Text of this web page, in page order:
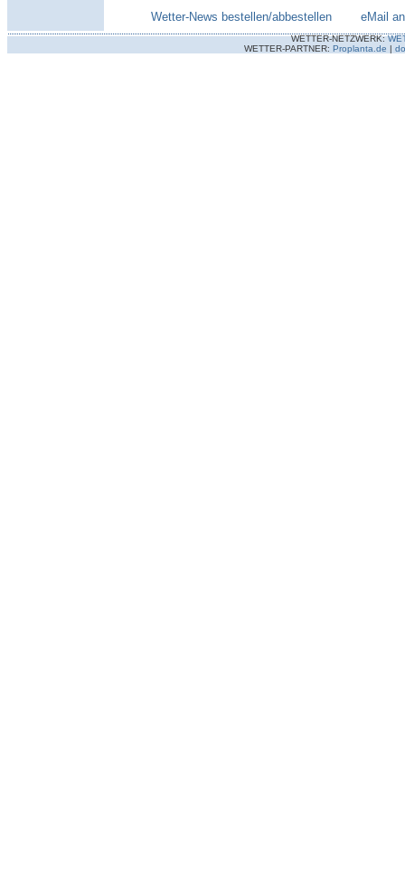
Wetter-News bestellen/abbestellen eMail
WETTER-NETZWERK:
WETTER-PARTNER: Proplanta.de |